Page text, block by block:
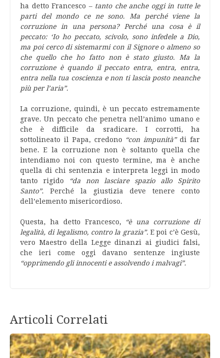
ha detto Francesco – tanto che anche oggi in tutte le
parti del mondo ce ne sono. Ma perché viene la
corruzione in una persona? Perché una cosa è il
peccato: ‘Io ho peccato, scivolo, sono infedele a Dio,
ma poi cerco di sistemarmi con il Signore o almeno so
che quello che ho fatto non è stato giusto. Ma la
corruzione è quando il peccato entra, entra, entra,
entra nella tua coscienza e non ti lascia posto neanche
più per l’aria”.
La corruzione, quindi, è un peccato estremamente
grave. Un peccato che penetra nell’animo umano e
che è difficile da sradicare. I corrotti, ha
sottolineato il Papa, credono “con impunità”di far
bene. E la corruzione non è soltanto quella che
intendiamo noi con questo termine, ma è anche
quella di chi sentenzia e interpreta leggi in modo
tanto rigido “da non lasciare spazio allo Spirito
Santo”. Perché la giustizia deve tenere conto
dell’elemento misericordioso.
Questa, ha detto Francesco, “è una corruzione di
legalità, di legalismo, contro la grazia”. E poi c’è Gesù,
vero Maestro della Legge dinanzi ai giudici falsi,
che ieri come oggi davano sentenze ingiuste
“opprimendo gli innocenti e assolvendo i malvagi”.
Articoli Correlati